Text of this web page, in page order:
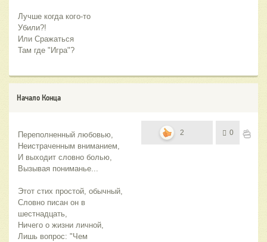
Лучше когда кого-то
Убили?!
Или Сражаться
Там где "Игра"?
Начало Конца
Переполненный любовью,
Неистраченным вниманием,
И выходит словно болью,
Вызывая пониманье...
Этот стих простой, обычный,
Словно писан он в
шестнадцать,
Ничего о жизни личной,
Лишь вопрос: "Чем
2 0